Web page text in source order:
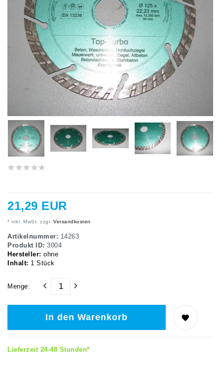
21,29 EUR
* inkl. MwSt. zzgl. Versandkosten
Artikelnummer: 14263
Produkt ID: 3004
Hersteller: ohne
Inhalt: 1 Stück
Menge:
In den Warenkorb
Lieferzeit 24-48 Stunden*